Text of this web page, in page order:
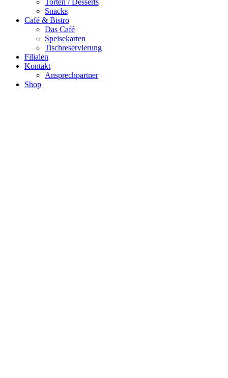
Snacks
Café & Bistro
Das Café
Speisekarten
Tischreservierung
Filialen
Kontakt
Ansprechpartner
Shop